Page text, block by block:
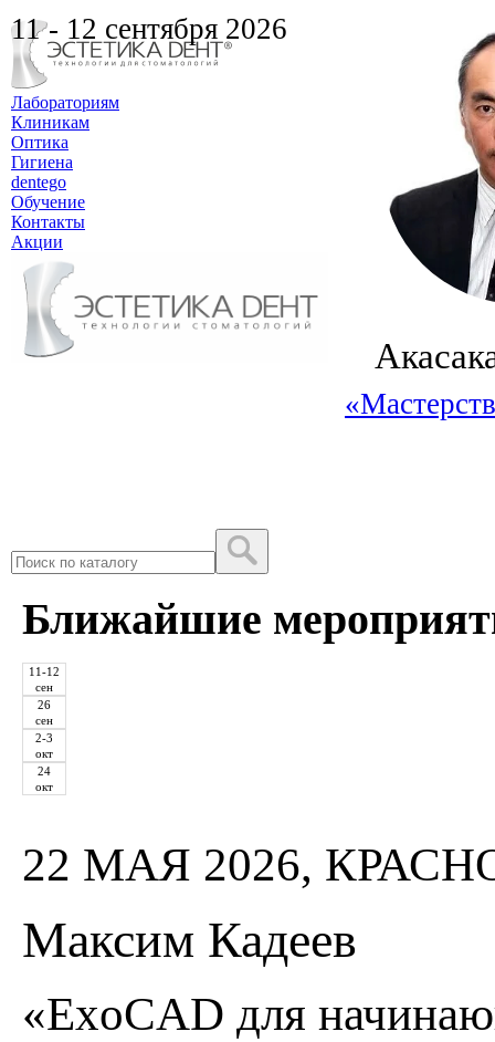
Лабораториям
Клиникам
Оптика
Гигиена
dentego
Обучение
Контакты
Акции
Ближайшие
11 - 12 сентября 2026
11-12
сен
26
сен
2-3
окт
24
окт
22 МАЯ 2026,
Максим Кадеев
«ExoCAD для